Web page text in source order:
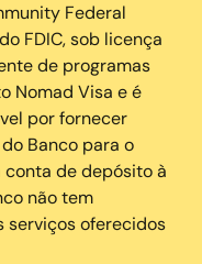
Federal
FDIC, sob licença
de programas
Nomad Visa e é
por fornecer
Banco para o
conta de depósito à
não tem
serviços oferecidos